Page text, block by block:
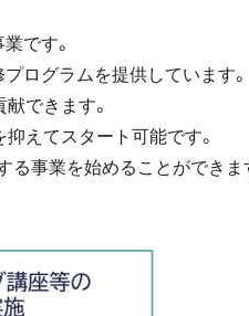
です。
ログラムを提供しています。
できます。
えてスタート可能です。
る事業を始めることができま